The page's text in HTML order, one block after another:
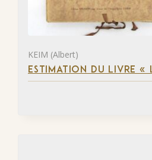
KEIM (Albert)
ESTIMATION DU LIVRE «